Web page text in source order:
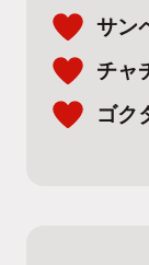
サン
チャ
ゴク